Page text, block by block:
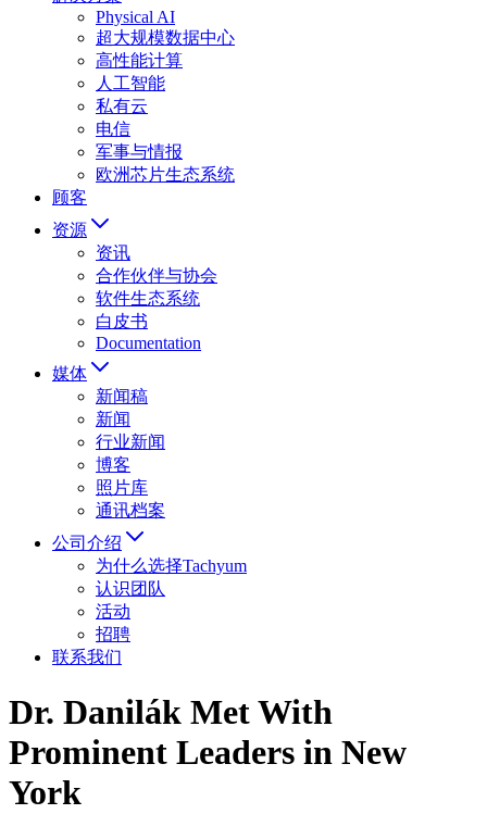
Physical AI
超大规模数据中心
高性能计算
人工智能
私有云
电信
军事与情报
欧洲芯片生态系统
顾客
资源
资讯
合作伙伴与协会
软件生态系统
白皮书
Documentation
媒体
新闻稿
新闻
行业新闻
博客
照片库
通讯档案
公司介绍
为什么选择Tachyum
认识团队
活动
招聘
联系我们
Dr. Danilák Met With
Prominent Leaders in New
York